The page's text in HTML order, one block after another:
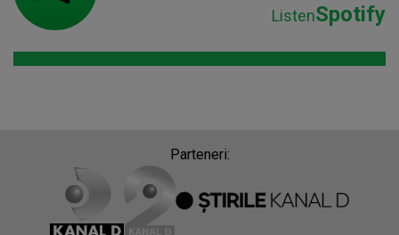
ListenSpotify
Parteneri: